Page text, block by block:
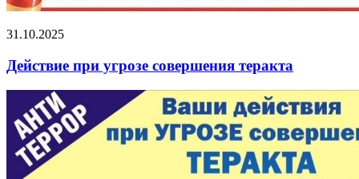
31.10.2025
Действие при угрозе совершения теракта